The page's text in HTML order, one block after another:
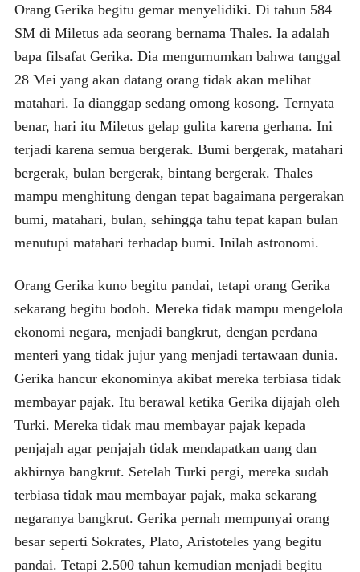
Orang Gerika begitu gemar menyelidiki. Di tahun 584
SM di Miletus ada seorang bernama Thales. Ia adalah
bapa filsafat Gerika. Dia mengumumkan bahwa tanggal
28 Mei yang akan datang orang tidak akan melihat
matahari. Ia dianggap sedang omong kosong. Ternyata
benar, hari itu Miletus gelap gulita karena gerhana. Ini
terjadi karena semua bergerak. Bumi bergerak, matahari
bergerak, bulan bergerak, bintang bergerak. Thales
mampu menghitung dengan tepat bagaimana pergerakan
bumi, matahari, bulan, sehingga tahu tepat kapan bulan
menutupi matahari terhadap bumi. Inilah astronomi.
Orang Gerika kuno begitu pandai, tetapi orang Gerika
sekarang begitu bodoh. Mereka tidak mampu mengelola
ekonomi negara, menjadi bangkrut, dengan perdana
menteri yang tidak jujur yang menjadi tertawaan dunia.
Gerika hancur ekonominya akibat mereka terbiasa tidak
membayar pajak. Itu berawal ketika Gerika dijajah oleh
Turki. Mereka tidak mau membayar pajak kepada
penjajah agar penjajah tidak mendapatkan uang dan
akhirnya bangkrut. Setelah Turki pergi, mereka sudah
terbiasa tidak mau membayar pajak, maka sekarang
negaranya bangkrut. Gerika pernah mempunyai orang
besar seperti Sokrates, Plato, Aristoteles yang begitu
pandai. Tetapi 2.500 tahun kemudian menjadi begitu